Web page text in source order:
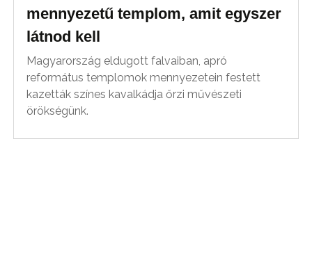
mennyezetű templom, amit egyszer
látnod kell
Magyarország eldugott falvaiban, apró
református templomok mennyezetein festett
kazetták színes kavalkádja őrzi művészeti
örökségünk.